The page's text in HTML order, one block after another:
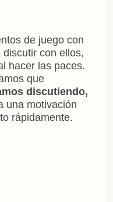
de juego con
con ellos,
hacer las paces.
que
discutiendo,
una motivación
rápidamente.